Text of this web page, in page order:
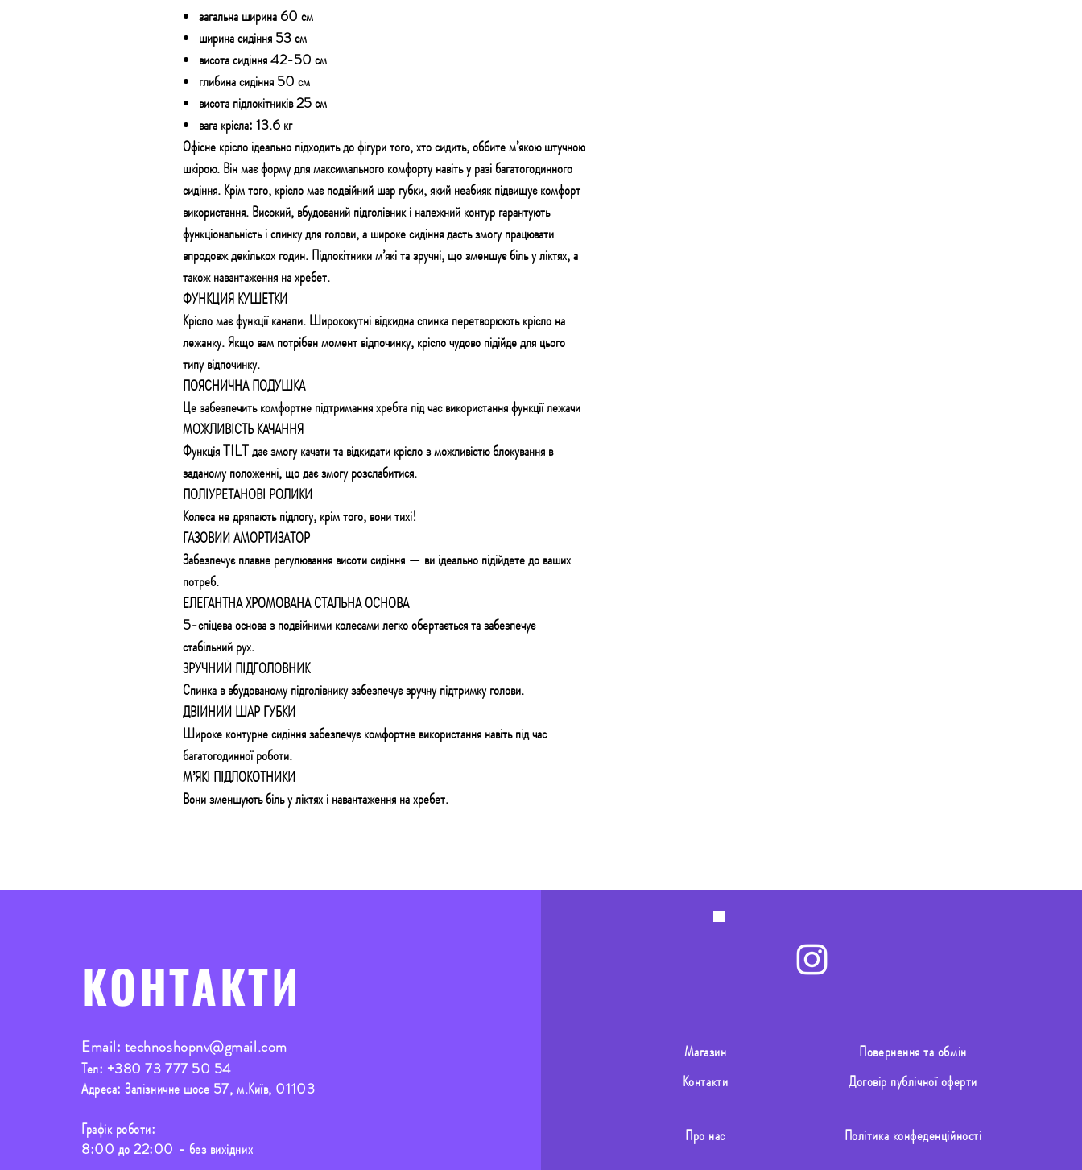
загальна ширина 60 см
ширина сидіння 53 см
висота сидіння 42-50 см
глибина сидіння 50 см
висота підлокітників 25 см
вага крісла: 13.6 кг
Офісне крісло ідеально підходить до фігури того, хто сидить,оббите м’якою штучною
шкірою. Він має формудля максимального комфортунавіть у разі багатогодинного
сидіння. Крім того,крісло має подвійний шар губки, який неабияк підвищує комфорт
використання.Високий, вбудований підголівник і належний контур гарантують
функціональність і спинку для голови,а широке сидіння дасть змогу працювати
впродовж декількох годин. Підлокітники м’які та зручні, що зменшує біль у ліктях, а
також навантаження на хребет.
ФУНКЦИЯ КУШЕТКИ
Крісло має функції канапи. Ширококутні відкидна спинка перетворюють крісло на
лежанку. Якщо вам потрібен момент відпочинку, крісло чудово підійде для цього
типу відпочинку.
ПОЯСНИЧНА ПОДУШКА
Це забезпечить комфортне підтримання хребта під час використання функції лежачи
МОЖЛИВІСТЬ КАЧАННЯ
Функція TILT дає змогу качати та відкидати крісло з можливістю блокування в
заданому положенні, що дає змогу розслабитися.
ПОЛІУРЕТАНОВІ РОЛИКИ
Колеса не дряпають підлогу, крім того, вони тихі!
ГАЗОВИЙ АМОРТИЗАТОР
Забезпечує плавне регулювання висоти сидіння — ви ідеально підійдете до ваших
потреб.
ЕЛЕГАНТНА ХРОМОВАНА СТАЛЬНА ОСНОВА
5-спіцева основа з подвійними колесами легко обертається та забезпечує
стабільний рух.
ЗРУЧНИЙ ПІДГОЛОВНИК
Спинка в вбудованому підголівнику забезпечує зручну підтримку голови.
ДВІЙНИЙ ШАР ГУБКИ
Широке контурне сидіння забезпечує комфортне використання навіть під час
багатогодинної роботи.
М’ЯКІ ПІДЛОКОТНИКИ
Вони зменшують біль у ліктях і навантаження на хребет.
КОНТАКТИ
Email: technoshopnv@gmail.com
Тел: +380 73 777 50 54
Адреса: Залізничне шосе 57, м.Київ, 01103
Графік роботи:
8:00 до 22:00 - без вихідних
Магазин
Контакти
Про нас
Повернення та обмін
Договір публічної оферти
Політика конфеденційності